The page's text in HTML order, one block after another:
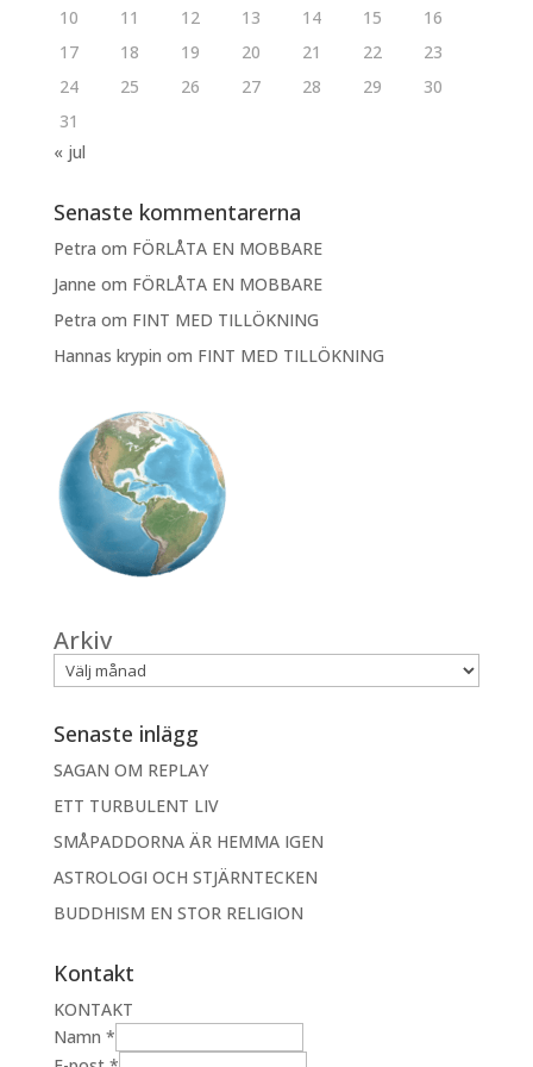
10 11 12 13 14 15
16
17
18 19 20 21 22
23
24
25 26 27 28 29
30
31
« jul
Senaste kommentarerna
Petra om FÖRLÅTA EN MOBBARE
Janne om FÖRLÅTA EN MOBBARE
Petra om FINT MED TILLÖKNING
Hannas krypin om FINT MED TILLÖKNING
Arkiv
Senaste inlägg
SAGAN OM REPLAY
ETT TURBULENT LIV
SMÅPADDORNA ÄR HEMMA IGEN
ASTROLOGI OCH STJÄRNTECKEN
BUDDHISM EN STOR RELIGION
Kontakt
KONTAKT
Namn *